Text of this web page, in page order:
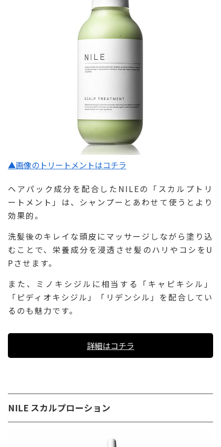
▲画像のトリートメントはコチラ
ヘアパック成分を配合したNILEの「スカルプトリ
ートメント」は、シャンプーとあわせて使うとより
効果的。
洗髪後のキレイな頭皮にマッサージしながら塗り込
むことで、栄養成分を浸透させ髪のハリやコシをU
Pさせます。
また、ミノキシジルに相当する「キャピキシル」
「ピディオキシジル」「リデンシル」を配合してい
るのも魅力です。
詳細はコチラ
NILE スカルプローション